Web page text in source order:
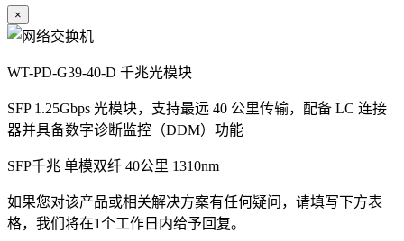
×
WT-PD-G39-40-D 千兆光模块
SFP 1.25Gbps 光模块，支持最远 40 公里传输，配备 LC 连接
器并具备数字诊断监控（DDM）功能
SFP千兆 单模双纤 40公里 1310nm
如果您对该产品或相关解决方案有任何疑问，请填写下方表
格，我们将在1个工作日内给予回复。